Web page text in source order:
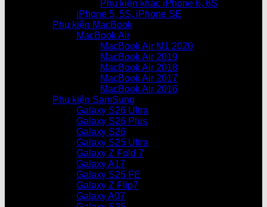
Phụ kiện khác iPhone 6, 6S
iPhone 5, 5S, iPhone SE
Phụ kiện MacBook
MacBook Air
MacBook Air M1 2020
MacBook Air 2019
MacBook Air 2018
MacBook Air 2017
MacBook Air 2016
Phụ kiện SamSung
Galaxy S26 Ultra
Galaxy S26 Plus
Galaxy S26
Galaxy S25 Ultra
Galaxy Z Fold 7
Galaxy A17
Galaxy S25 FE
Galaxy Z Flip7
Galaxy A07